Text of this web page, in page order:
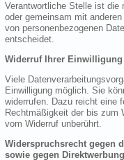
Verantwortliche Stelle ist die
oder gemeinsam mit
von personenbezogenen
entscheidet.
Widerruf Ihrer Einwilligung
Viele
Einwilligung möglich. Sie
widerrufen. Dazu reicht eine
Rechtmäßigkeit der bis zum
vom Widerruf unberührt.
Widerspruchsrecht gegen
sowie gegen